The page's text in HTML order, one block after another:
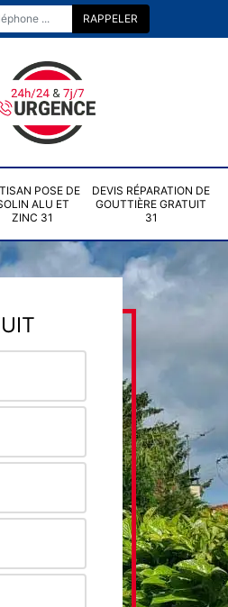
POSE DE
ALU ET
ZINC 31
DEVIS RÉPARATION DE
GOUTTIÈRE GRATUIT
31